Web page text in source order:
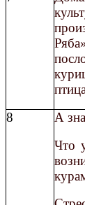
8
А
Что